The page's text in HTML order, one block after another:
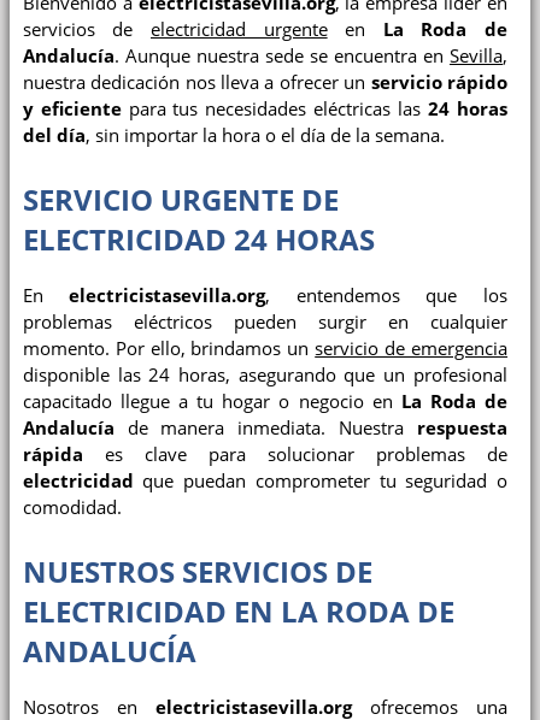
servicios de electricidad urgenteen La Roda de
Andalucía. Aunque nuestra sede se encuentra en Sevilla,
nuestra dedicación nos lleva a ofrecer un servicio rápido
y eficientepara tus necesidades eléctricas las24 horas
del día, sin importar la hora o el día de la semana.
SERVICIO URGENTE DE
ELECTRICIDAD 24 HORAS
Enelectricistasevilla.org, entendemos que los
problemas eléctricos pueden surgir en cualquier
momento. Por ello, brindamos unservicio de emergencia
disponible las 24 horas, asegurando que un profesional
capacitado llegue a tu hogar o negocio en La Roda de
Andalucía de manera inmediata. Nuestra respuesta
rápida es clave para solucionar problemas de
electricidad que puedan comprometer tu seguridad o
comodidad.
NUESTROS SERVICIOS DE
ELECTRICIDAD EN LA RODA DE
ANDALUCÍA
Nosotros en electricistasevilla.orgofrecemos una